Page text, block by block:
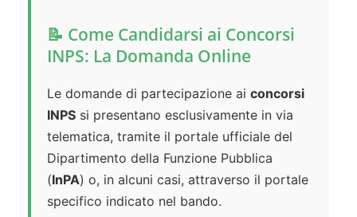
📝 Come Candidarsi ai Concorsi
INPS: La Domanda Online
Le domande di partecipazione ai concorsi
INPS si presentano esclusivamente in via
telematica, tramite il portale ufficiale del
Dipartimento della Funzione Pubblica
(InPA) o, in alcuni casi, attraverso il portale
specifico indicato nel bando.